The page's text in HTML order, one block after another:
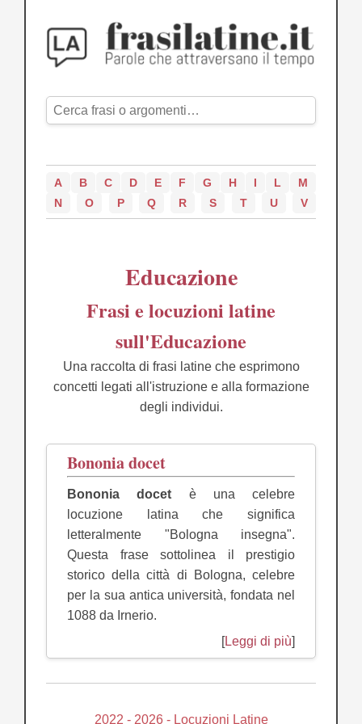
A B C D E F G H I L
M
N
O P Q R S T U V
Educazione
Frasi e locuzioni latine
sull'Educazione
Una raccolta di frasi latine che esprimono
concetti legati all'istruzione e alla formazione
degli individui.
Bononia docet
Bononia docet è una celebre
locuzione latina che significa
letteralmente "Bologna insegna".
Questa frase sottolinea il prestigio
storico della città di Bologna, celebre
per la sua antica università, fondata nel
1088 da Irnerio.
[Leggi di più]
2022 - 2026 - Locuzioni Latine